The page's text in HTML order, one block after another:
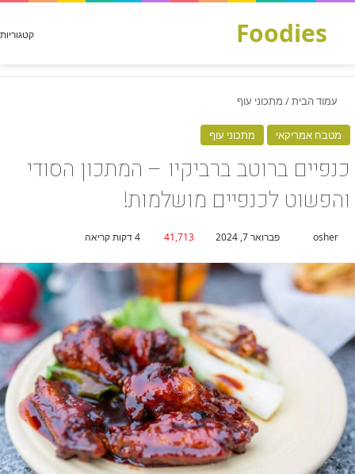
קטגוריות Foodies
חפש עבור
עמוד הבית/ מתכוני עוף
מטבח אמריקאי מתכוני עוף
כנפיים ברוטב ברביקיו – המתכון הסודי
והפשוט לכנפיים מושלמות!
osher
email
פברואר 7, 2024 41,713